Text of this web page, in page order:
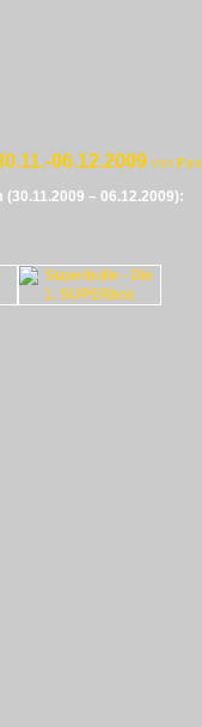
06.12.2009 von
– 06.12.2009):